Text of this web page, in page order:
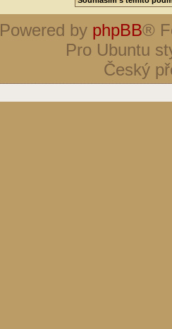
Powered by phpBB®
Pro Ubuntu
Český